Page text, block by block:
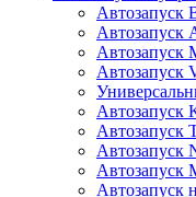
Автозапуск
Автозапуск
Автозапуск
Автозапуск
Автозапуск
Автозапуск
Автозапуск
Автозапуск